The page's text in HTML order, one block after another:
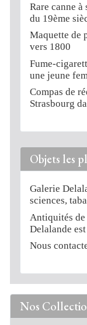
Nos
Rare canne
du 19ème
Maquette de
vers 1800
Fume-
une jeune
Compas de
Strasbourg
Objets les
Galerie
sciences,
Antiquités de
Delalande
Nous